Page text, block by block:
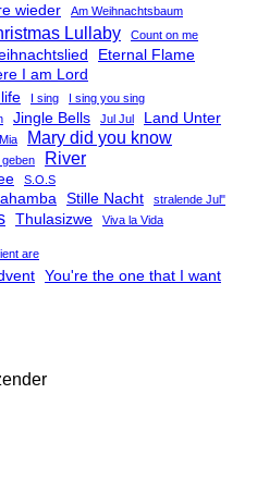
wieder
Am Weihnachtsbaum
Lullaby
Count on me
Eternal Flame
I am Lord
I sing I sing you sing
Jingle Bells Jul Jul
Land Unter
Mary did you know
River
S.O.S
Stille Nacht
stralende Jul"
Thulasizwe Viva la Vida
are
You're the one that I want